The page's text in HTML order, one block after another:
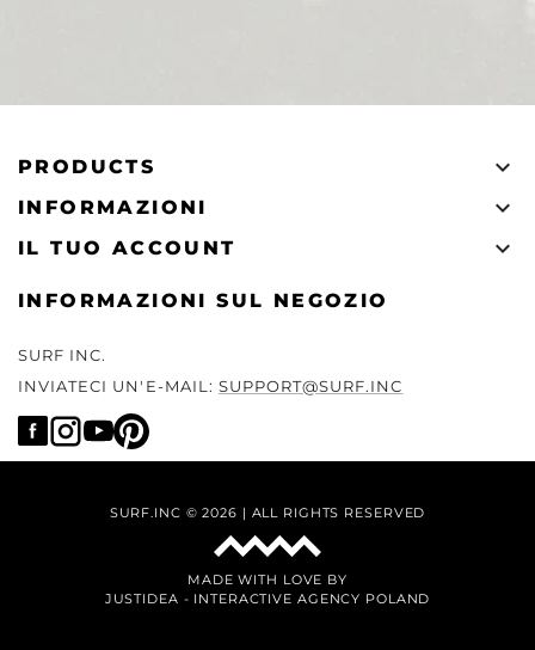
PRODUCTS 
INFORMAZIONI 
IL TUO ACCOUNT 
INFORMAZIONI SUL NEGOZIO
SURF INC.
INVIATECI UN'E-MAIL: SUPPORT@SURF.INC
SURF.INC © 2026 | ALL RIGHTS RESERVED
MADE WITH LOVE BY
JUSTIDEA - INTERACTIVE AGENCY POLAND